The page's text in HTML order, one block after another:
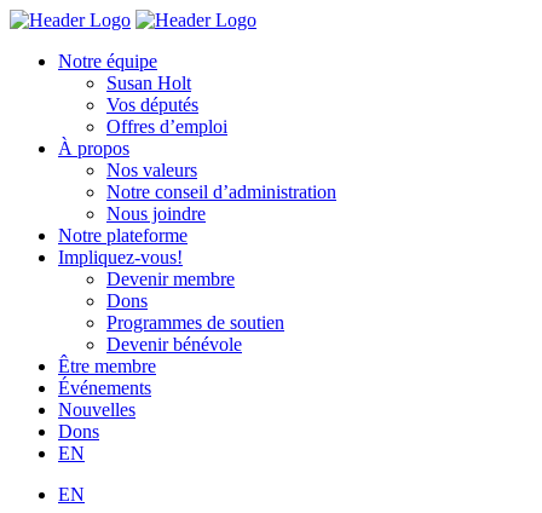
Skip
content
Homepage
Homepage
Notre équipe
Susan Holt
Vos députés
Offres d’emploi
À propos
Nos valeurs
Notre conseil d’administration
Nous joindre
Notre plateforme
Impliquez-vous!
Devenir membre
Dons
Programmes de soutien
Devenir bénévole
Être membre
Événements
Nouvelles
Dons
EN
EN